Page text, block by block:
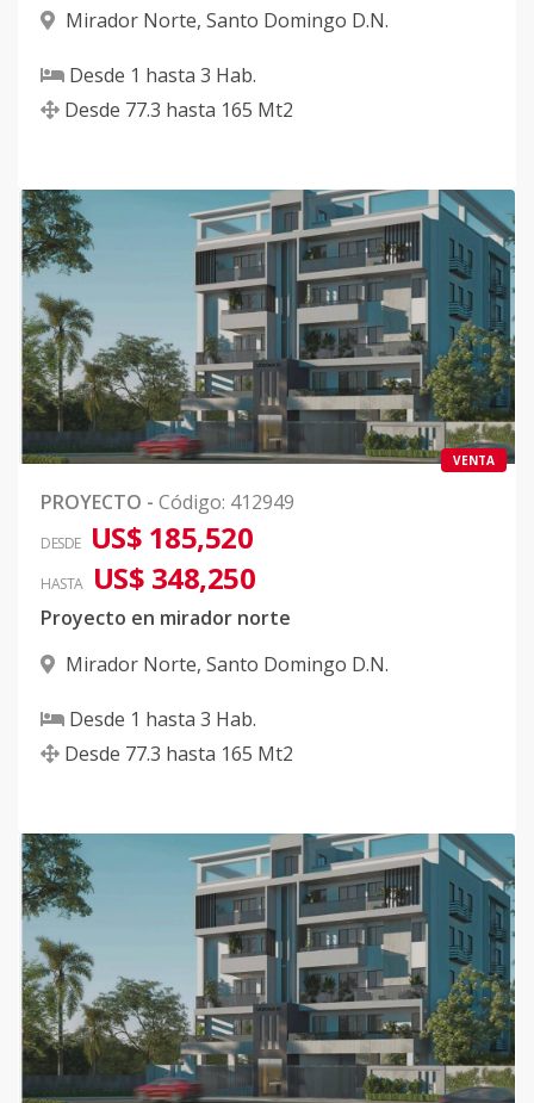
Mirador Norte, Santo Domingo D.N.
Desde 1 hasta 3 Hab.
Desde 77.3 hasta 165 Mt2
VENTA
PROYECTO - Código: 412949
DESDE US$ 185,520
HASTA US$ 348,250
Proyecto en mirador norte
Mirador Norte, Santo Domingo D.N.
Desde 1 hasta 3 Hab.
Desde 77.3 hasta 165 Mt2